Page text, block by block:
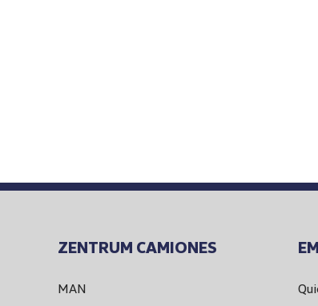
ZENTRUM CAMIONES
MAN